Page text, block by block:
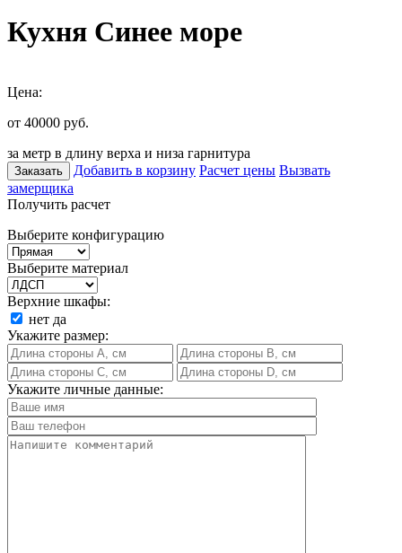
Кухня Синее море
Цена:
от 40000 руб.
за метр в длину верха и низа гарнитура
Заказать Добавить в корзину Расчет цены Вызвать
замерщика
Получить расчет
Выберите конфигурацию
Выберите материал
Верхние шкафы:
нет да
Укажите размер:
Укажите личные данные: